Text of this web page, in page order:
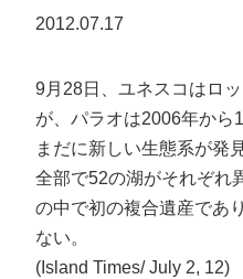
2012.07.17
9月28日、ユネスコはロ
が、パラオは2006年から
まだに新しい生態系が発
全部で52の湖がそれぞれ
の中で初の複合遺産であ
ない。
(Island Times/ July 2, 12)